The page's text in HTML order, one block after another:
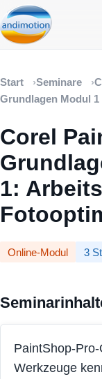
Start Seminare
Grundlagen Modul 1
Corel
1:
Online-Modul 3
PaintShop-
Werkzeuge